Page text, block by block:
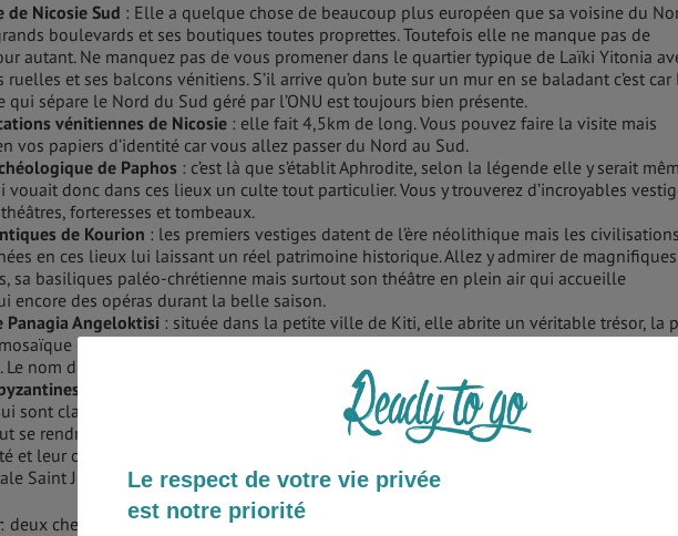
de Nicosie Sud : Elle a quelque chose de beaucoup plus européen que sa voisine du
boulevards et ses boutiques toutes proprettes. Toutefois elle ne manque pas de
autant. Ne manquez pas de vous promener dans le quartier typique de Laïki Yitonia
ruelles et ses balcons vénitiens. S’il arrive qu’on bute sur un mur en se baladant c’est car
qui sépare le Nord du Sud géré par l’ONU est toujours bien présente.
vénitiennes de Nicosie : elle fait 4,5km de long. Vous pouvez faire la visite mais
vos papiers d’identité car vous allez passer du Nord au Sud.
de Paphos : c’est là que s’établit Aphrodite, selon la légende elle y serait
vouait donc dans ces lieux un culte tout particulier. Vous y trouverez d’incroyables
forteresses et tombeaux.
de Kourion : les premiers vestiges datent de l’ère néolithique mais les
en ces lieux lui laissant un réel patrimoine historique. Allez y admirer de magnifiques
sa basiliques paléo-chrétienne mais surtout son théâtre en plein air qui accueille
encore des opéras durant la belle saison.
Panagia Angeloktisi : située dans la petite ville de Kiti, elle abrite un véritable trésor, la
de la Vierge debout tenant l'enfant Jésus. Vous trouverez aussi des tombes
Le nom de l’église signifie qu’elle a été « construite par les anges. »
de Troodos
: il y en a 10 dans la région de Troodos, datant du 8ème au 12ème
sont classées au patrimoine mondial de l’UNESCO. Si de l’extérieur elles ne payent pas
se rendre à l’intérieur pour découvrir les fresques très colorées qui remplissent les
et leur originalité ont donné à Chypre le surnom de « l’île des saints ». La plus connue
Saint Jean à Nicosie.
: deux check-points se trouvent dans la ville de Nicosie pour passer du Nord au Sud. Il y
Le respect de votre vie privée
est notre priorité